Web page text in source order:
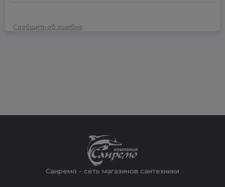
Сообщить об ошибке
Санремо - сеть магазинов сантехники